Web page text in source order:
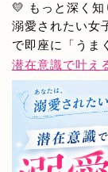
💛 もっと深く知
溺愛されたい女
で即座に「うま
潜在意識で叶え